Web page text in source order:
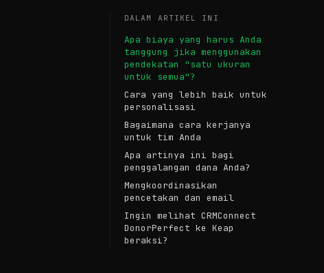
DALAM ARTIKEL INI
Apa biaya yang harus Anda
tanggung jika menggunakan
pendekatan "satu ukuran
untuk semua"?
Cara yang lebih baik untuk
personalisasi
Bagaimana cara kerjanya
untuk tim Anda
Apa artinya ini bagi
penggalangan dana Anda?
Mengkoordinasikan
pencetakan dan email
Ingin melihat CRMConnect
DonorPerfect ke Keap
beraksi?